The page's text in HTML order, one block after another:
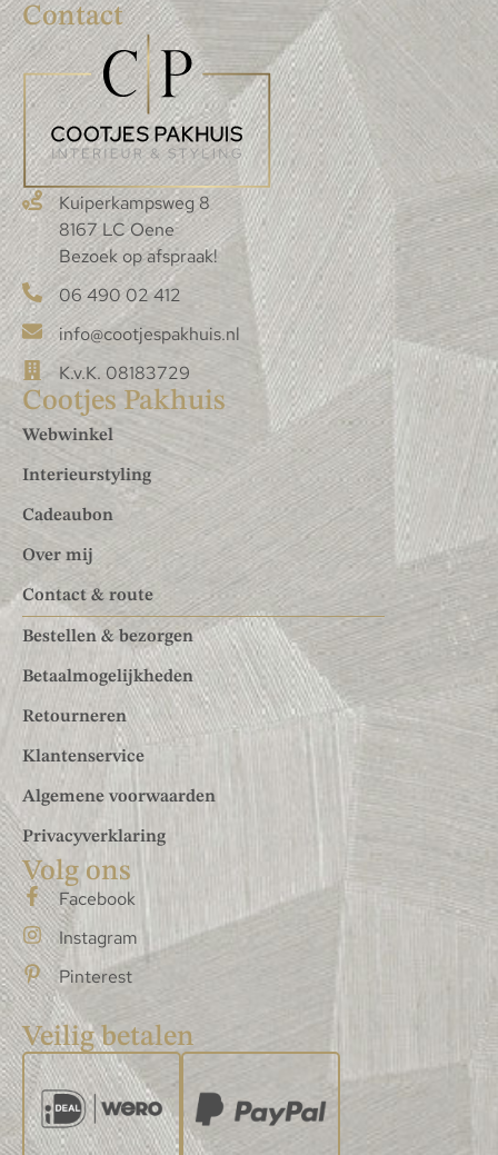
Contact
Kuiperkampsweg 8
8167 LC Oene
Bezoek op afspraak!
06 490 02 412
info@cootjespakhuis.nl
K.v.K. 08183729
Cootjes Pakhuis
Webwinkel
Interieurstyling
Cadeaubon
Over mij
Contact & route
Bestellen & bezorgen
Betaalmogelijkheden
Retourneren
Klantenservice
Algemene voorwaarden
Privacyverklaring
Volg ons
Facebook
Instagram
Pinterest
Veilig betalen